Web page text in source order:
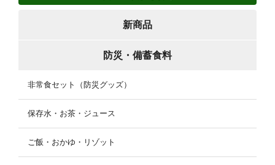
新商品
防災・備蓄食料
非常食セット（防災グッズ）
保存水・お茶・ジュース
ご飯・おかゆ・リゾット